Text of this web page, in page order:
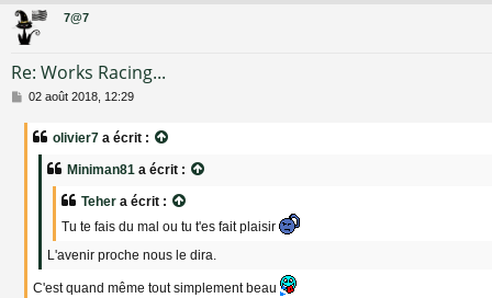
7@7
Re: Works Racing...
M
02 août 2018, 12:29
olivier7 a écrit :
Miniman81 a écrit :
Teher a écrit :
Tu te fais du mal ou tu t'es fait plaisir
L'avenir proche nous le dira.
C'est quand même tout simplement beau